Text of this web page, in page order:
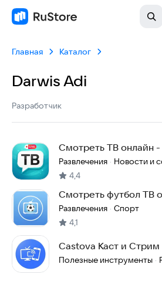
Главная Каталог
Darwis Adi
Разработчик
Смотреть ТВ онлайн
трансляция ТВ
Развлечения · Новости и
4,4
Смотреть футбол ТВ
Развлечения · Спорт
4,1
Castova Каст и Стрим
Полезные инструменты ·